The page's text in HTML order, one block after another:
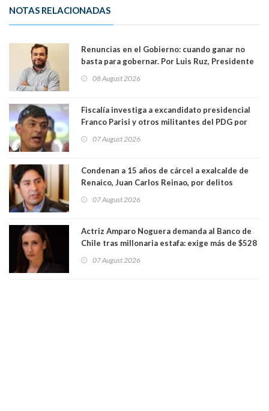
NOTAS RELACIONADAS
Renuncias en el Gobierno: cuando ganar no
basta para gobernar. Por Luis Ruz, Presidente
08 August 2026
Fiscalía investiga a excandidato presidencial
Franco Parisi y otros militantes del PDG por
07 August 2026
Condenan a 15 años de cárcel a exalcalde de
Renaico, Juan Carlos Reinao, por delitos
07 August 2026
Actriz Amparo Noguera demanda al Banco de
Chile tras millonaria estafa: exige más de $528
07 August 2026